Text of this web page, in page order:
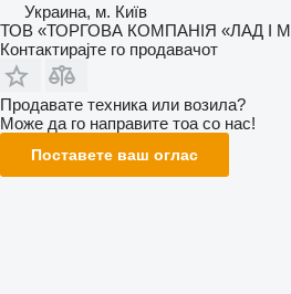
Украина, м. Київ
ТОВ «ТОРГОВА КОМПАНІЯ «ЛАД І
Контактирајте го продавачот
Продавате техника или возила?
Може да го направите тоа со нас!
Поставете ваш оглас